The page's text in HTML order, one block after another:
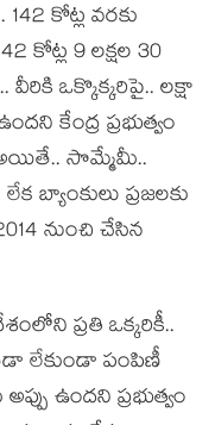
కోట్ల వ‌ర‌కు
కోట్ల 9 ల‌క్ష‌ల 30
ఒక్కొక్క‌రిపై.. ల‌క్షా
కేంద్ర ప్ర‌భుత్వం
సొమ్మేమీ..
బ్యాంకులు ప్ర‌జ‌ల‌కు
నుంచి చేసిన
ప్ర‌తి ఒక్క‌రికీ..
లేకుండా పంపిణీ
ఉంద‌ని ప్ర‌భుత్వం